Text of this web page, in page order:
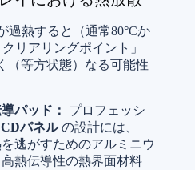
過熱すると（通常80°Cか
リアリングポイント」
（等方状態）なる可能性
パッド：
プロフェッシ
パネルの設計には、
逃がすためのアルミニウ
熱伝導性の熱界面材料